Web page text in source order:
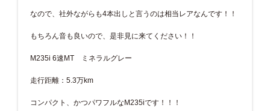
なので、社外ながらも4本出しと言うのは相当レアなんです！！
もちろん音も良いので、是非見に来てください！！
M235i 6速MT ミネラルグレー
走行距離：5.3万km
コンパクト、かつパワフルなM235iです！！！